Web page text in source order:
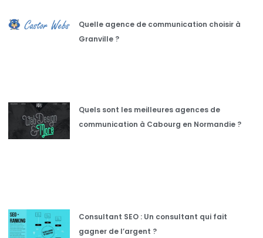
Quelle agence de communication choisir à
Granville ?
Quels sont les meilleures agences de
communication à Cabourg en Normandie ?
Consultant SEO : Un consultant qui fait
gagner de l’argent ?